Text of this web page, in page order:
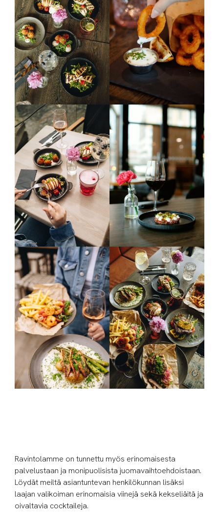
Ravintolamme on tunnettu myös erinomaisesta
palvelustaan ja monipuolisista juomavaihtoehdoistaan.
Löydät meiltä asiantuntevan henkilökunnan lisäksi
laajan valikoiman erinomaisia viinejä sekä kekseliäitä ja
oivaltavia cocktaileja.